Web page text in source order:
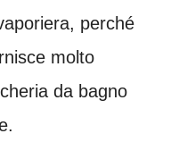
perché
molto
da bagno